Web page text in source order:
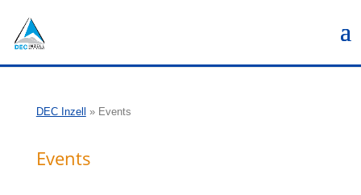
DEC Inzell » Events
Events